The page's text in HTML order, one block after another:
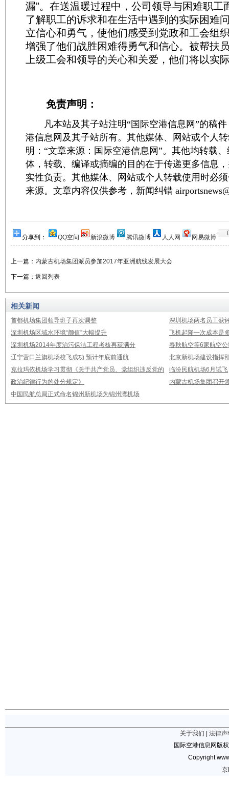
漏”。在送温暖过程中，公司领导与困难职工
了解职工的诉求和在生活中遇到的实际困难
立信心和勇气，使他们感受到党政和工会组
增强了他们战胜困难得勇气和信心。被帮扶
上级工会和领导的关心和关爱，他们将以实
免责声明：
凡本站及其子站注明“国际空港信息网”的稿件
港信息网及其子站所有。其他媒体、网站或个人
明：“文章来源：国际空港信息网”。其他均转载
体，转载、编译或摘编的目的在于传递更多信息
实性负责。其他媒体、网站或个人转载使用时必
来源。文章内容仅供参考，新闻纠错
分享到： QQ空间 新浪微博 腾讯微博 人人网 网易微博
上一篇： 内蒙古机场集团派员参加2017年亚洲航线发展大会
下一篇： 返回列表
相关新闻
首都机场集团领导班子再次调整
深圳机场两名员工获
深圳机场区域水环境“颜值”大幅提升
飞机起降一次成本是
深圳机场2014年度治污保洁工程考核再获满分
春秋航空等6家航空
辽宁营口兰旗机场校飞成功 预计年底前通航
北京新机场建设指挥
克拉玛依机场学习贯彻《关于共产党员、党组织违反党的
政治纪律行为的处分规定》
临汾民航机场6月试飞
内蒙古机场集团召开
中国民航总局正式命名锦州新机场为锦州湾机场
关于我们
法律声
国际空港信息网版
Copyright